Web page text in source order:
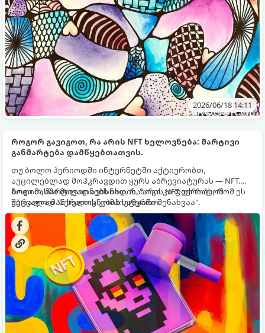
2026/06/18 14:11
როგორ გავიგოთ, რა არის NFT ხელოვნება: მარტივი
განმარტება დამწყებთათვის.
თუ ბოლო პერიოდში ინტერნეტში აქტიურობთ,
აუცილებლად მოჰკრავდით ყურს აბრევიატურას — NFT.
ზოგი მასში მილიონებს იხდის, ზოგი კი ფიქრობს, რომ ეს
უბრალოდ "სურათის კომპიუტერში შენახვაა".
მოდით, მარტივად ავხსნათ, რა არის NFT და რატომ
შეცვალა მან ხელოვნების სამყარო.